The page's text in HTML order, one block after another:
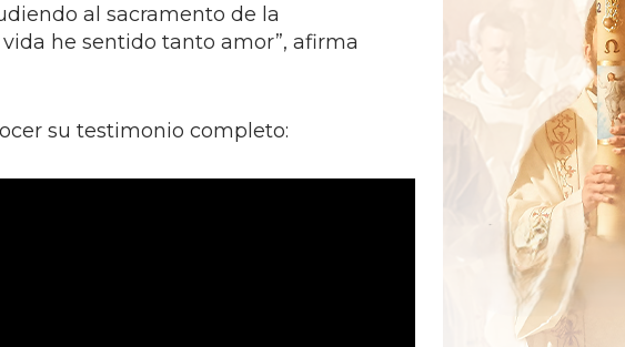
al sacramento de la
he sentido tanto amor”, afirma
su testimonio completo: